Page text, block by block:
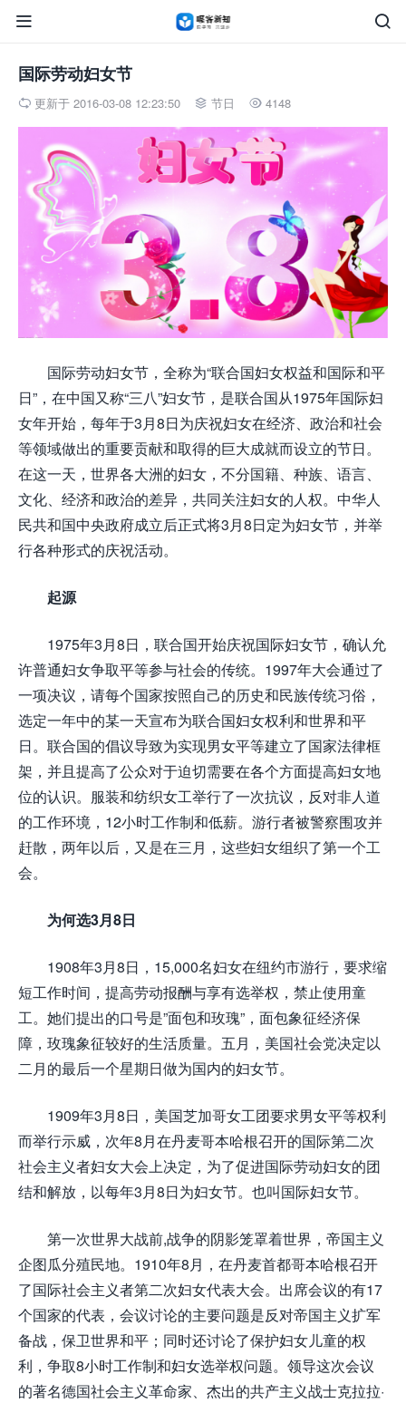


国际劳动妇女节
 更新于 2016-03-08 12:23:50  节日  4148
国际劳动妇女节，全称为“联合国妇女权益和国际和平
日”，在中国又称“三八”妇女节，是联合国从1975年国际妇
女年开始，每年于3月8日为庆祝妇女在经济、政治和社会
等领域做出的重要贡献和取得的巨大成就而设立的节日。
在这一天，世界各大洲的妇女，不分国籍、种族、语言、
文化、经济和政治的差异，共同关注妇女的人权。中华人
民共和国中央政府成立后正式将3月8日定为妇女节，并举
行各种形式的庆祝活动。
起源
1975年3月8日，联合国开始庆祝国际妇女节，确认允
许普通妇女争取平等参与社会的传统。1997年大会通过了
一项决议，请每个国家按照自己的历史和民族传统习俗，
选定一年中的某一天宣布为联合国妇女权利和世界和平
日。联合国的倡议导致为实现男女平等建立了国家法律框
架，并且提高了公众对于迫切需要在各个方面提高妇女地
位的认识。服装和纺织女工举行了一次抗议，反对非人道
的工作环境，12小时工作制和低薪。游行者被警察围攻并
赶散，两年以后，又是在三月，这些妇女组织了第一个工
会。
为何选3月8日
1908年3月8日，15,000名妇女在纽约市游行，要求缩
短工作时间，提高劳动报酬与享有选举权，禁止使用童
工。她们提出的口号是”面包和玫瑰”，面包象征经济保
障，玫瑰象征较好的生活质量。五月，美国社会党决定以
二月的最后一个星期日做为国内的妇女节。
1909年3月8日，美国芝加哥女工团要求男女平等权利
而举行示威，次年8月在丹麦哥本哈根召开的国际第二次
社会主义者妇女大会上决定，为了促进国际劳动妇女的团
结和解放，以每年3月8日为妇女节。也叫国际妇女节。
第一次世界大战前,战争的阴影笼罩着世界，帝国主义
企图瓜分殖民地。1910年8月，在丹麦首都哥本哈根召开
了国际社会主义者第二次妇女代表大会。出席会议的有17
个国家的代表，会议讨论的主要问题是反对帝国主义扩军
备战，保卫世界和平；同时还讨论了保护妇女儿童的权
利，争取8小时工作制和妇女选举权问题。领导这次会议
的著名德国社会主义革命家、杰出的共产主义战士克拉拉·